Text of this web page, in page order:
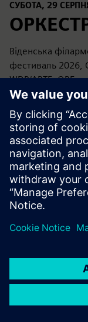
СУБОТА, 29
Віденська
фестиваль 2026,
WDR/ARTE, ORF
КОНЦЕРТ
Програма
Йоганнес Брамс
Інтервал
Симфонія № 1 до
Диригент:
Оркестр: